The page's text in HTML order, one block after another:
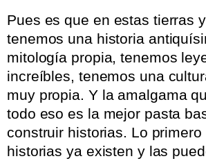
Pues es que en estas tierras
tenemos una historia
mitología propia, tenemos
increíbles, tenemos una
muy propia. Y la amalgama
todo eso es la mejor pasta
construir historias. Lo
historias ya existen y las